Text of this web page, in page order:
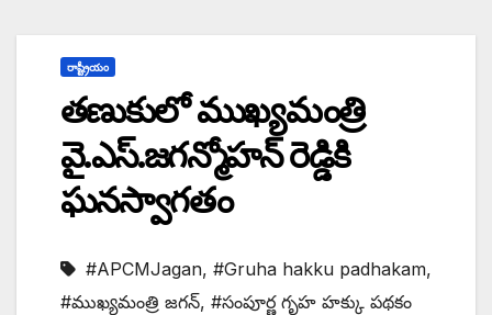
రాష్ట్రీయం
తణుకులో ముఖ్యమంత్రి
వై.ఎస్.జగన్మోహన్ రెడ్డికి
ఘనస్వాగతం
#APCMJagan, #Gruha hakku padhakam,
#ముఖ్యమంత్రి జగన్, #సంపూర్ణ గృహ హక్కు పథకం